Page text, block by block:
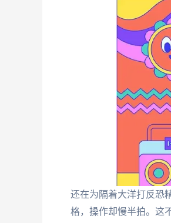
还在为隔着大洋打反恐
格，操作却慢半拍。这